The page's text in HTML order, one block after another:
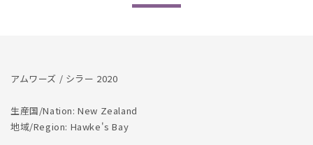
アムワーズ / シラー 2020
生産国/Nation: New Zealand
地域/Region: Hawke's Bay